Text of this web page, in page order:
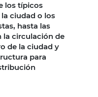
los típicos
ciudad o los
hasta las
la circulación de
de la ciudad y
para